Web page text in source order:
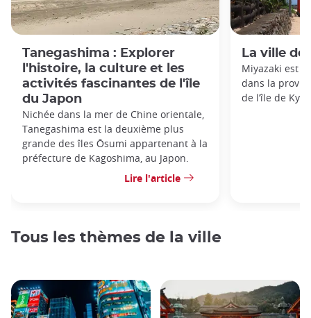
Tanegashima : Explorer
l'histoire, la culture et les
activités fascinantes de l'île
du Japon
Nichée dans la mer de Chine orientale,
Tanegashima est la deuxième plus
grande des îles Ōsumi appartenant à la
préfecture de Kagoshima, au Japon.
Lire l'article
La ville de
Miyazaki est
dans la
de l’île de
Tous les thèmes de la ville